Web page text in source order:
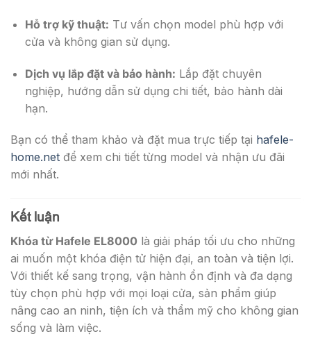
Hỗ trợ kỹ thuật: Tư vấn chọn model phù hợp với
cửa và không gian sử dụng.
Dịch vụ lắp đặt và bảo hành: Lắp đặt chuyên
nghiệp, hướng dẫn sử dụng chi tiết, bảo hành dài
hạn.
Bạn có thể tham khảo và đặt mua trực tiếp tại hafele-
home.net để xem chi tiết từng model và nhận ưu đãi
mới nhất.
Kết luận
Khóa từ Hafele EL8000 là giải pháp tối ưu cho những
ai muốn một khóa điện tử hiện đại, an toàn và tiện lợi.
Với thiết kế sang trọng, vận hành ổn định và đa dạng
tùy chọn phù hợp với mọi loại cửa, sản phẩm giúp
nâng cao an ninh, tiện ích và thẩm mỹ cho không gian
sống và làm việc.